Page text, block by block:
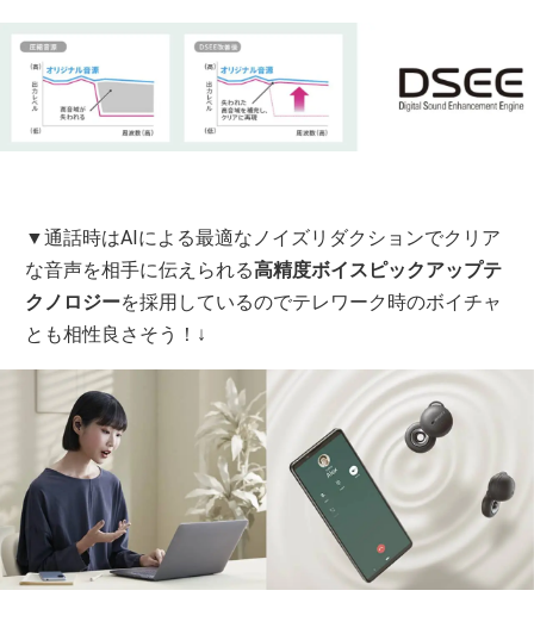
▼通話時はAIによる最適なノイズリダクションでクリア
な音声を相手に伝えられる高精度ボイスピックアップテ
クノロジーを採用しているのでテレワーク時のボイチャ
とも相性良さそう！↓